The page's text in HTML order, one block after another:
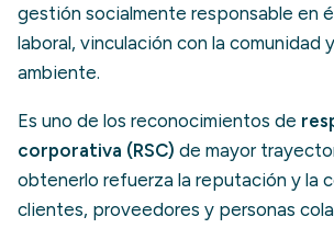
gestión socialmente responsable en
laboral, vinculación con la comunidad
ambiente.
Es uno de los reconocimientos de
corporativa (RSC) de mayor
obtenerlo refuerza la reputación y la
clientes, proveedores y personas